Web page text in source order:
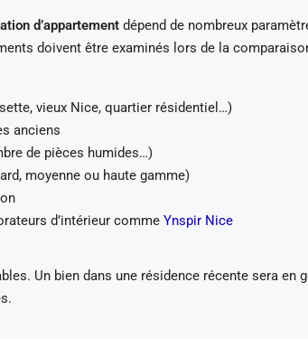
d’appartement dépend de nombreux
doivent être examinés lors de la
vieux Nice, quartier résidentiel…)
anciens
de pièces humides…)
moyenne ou haute gamme)
d’intérieur comme Ynspir Nice
Un bien dans une résidence récente sera en